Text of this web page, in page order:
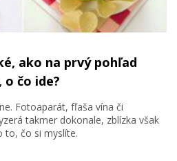
ako na prvý pohľad
čo ide?
Fotoaparát, fľaša vína či
takmer dokonale, zblízka však
to, čo si myslíte.